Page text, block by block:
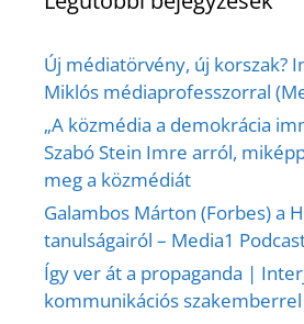
Új médiatörvény, új korszak?
Miklós médiaprofesszorral
„A közmédia a demokrácia
Szabó Stein Imre arról,
meg a közmédiát
Galambos Márton (Forbes) a
tanulságairól – Media1
Így ver át a propaganda |
kommunikációs szakemberrel